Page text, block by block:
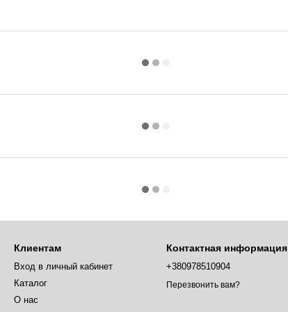
Клиентам
Вход в личный кабинет
Каталог
О нас
Контактная информация
+380978510904
Перезвонить вам?